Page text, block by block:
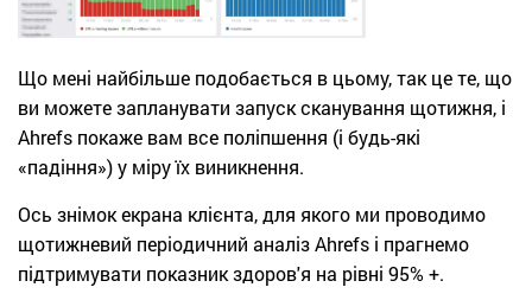
Що мені найбільше подобається в цьому, так це те, що
ви можете запланувати запуск сканування щотижня, і
Ahrefs покаже вам все поліпшення (і будь-які
«падіння») у міру їх виникнення.
Ось знімок екрана клієнта, для якого ми проводимо
щотижневий періодичний аналіз Ahrefs і прагнемо
підтримувати показник здоров'я на рівні 95% +.